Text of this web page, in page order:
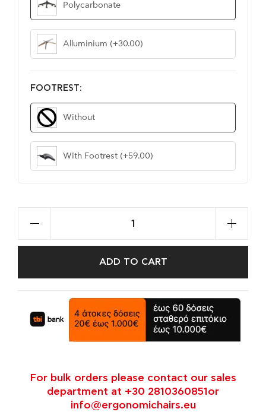
Polycarbonate
Alluminium (+30.00)
FOOTREST:
Without
With Footrest (+59.00)
ADD TO CART
For bulk orders please contact our sales
department at +30 2810360851or
info@ergonomichairs.eu